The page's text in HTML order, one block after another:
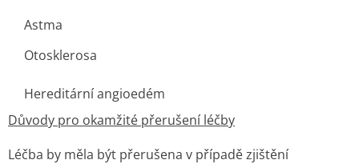
Astma
Otosklerosa
Hereditární angioedém
Důvody pro okamžité přerušení léčby
Léčba by měla být přerušena v případě zjištění